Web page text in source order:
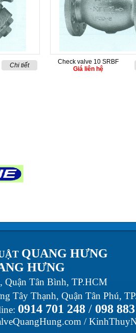
Chi tiết
Check valve 10 SRBF
Giá liên hệ
QUANG HƯNG
HƯNG
Tân Bình, TP.HCM
Tây Thạnh, Quận Tân Phú,
0914 701 248 / 098
/